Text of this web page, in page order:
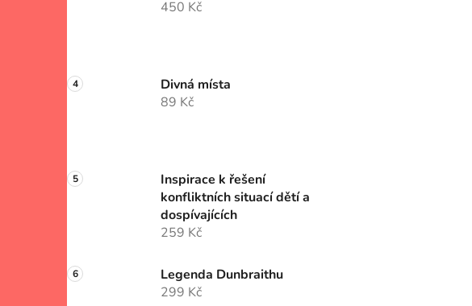
450 Kč
Divná místa
89 Kč
Inspirace k řešení
konfliktních situací dětí a
dospívajících
259 Kč
Legenda Dunbraithu
299 Kč